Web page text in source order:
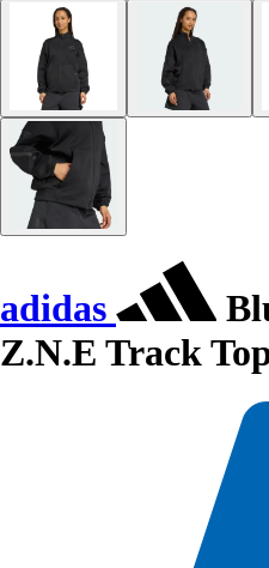
adidas
Z.N.E Track